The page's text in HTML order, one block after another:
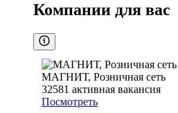
Компании для вас
МАГНИТ, Розничная сеть
32581 активная вакансия
Посмотреть